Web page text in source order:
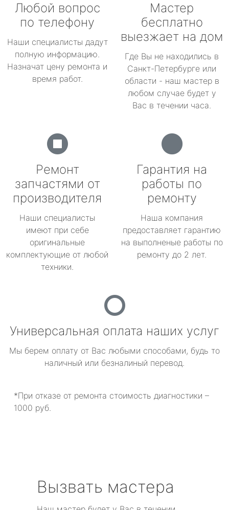
Любой вопрос
по телефону
Наши специалисты дадут
полную информацию.
Назначат цену ремонта и
время работ.
Мастер
бесплатно
выезжает на дом
Где Вы не находились в
Санкт-Петербурге или
области - наш мастер в
любом случае будет у
Вас в течении часа.
Ремонт
запчастями от
производителя
Наши специалисты
имеют при себе
оригинальные
комплектующие от любой
техники.
Гарантия на
работы по
ремонту
Наша компания
предоставляет гарантию
на выполненые работы по
ремонту до 2 лет.
Универсальная оплата наших услуг
Мы берем оплату от Вас любыми способами, будь то
наличный или безналиный перевод.
*При отказе от ремонта стоимость диагностики –
1000 руб.
Вызвать мастера